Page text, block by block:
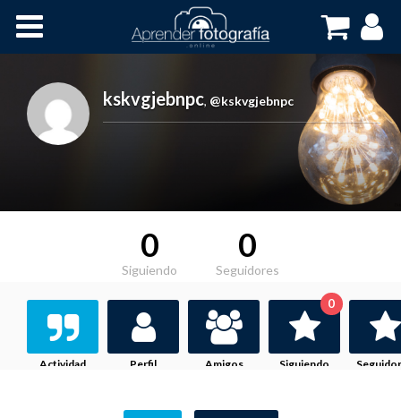
Cursos OnLine
kskvgjebnpc, @kskvgjebnpc
0
Siguiendo
0
Seguidores
Actividad Perfil Amigos Siguiendo
0